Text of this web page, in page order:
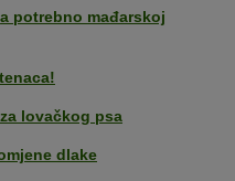
potrebno mađarskoj
lovačkog psa
dlake